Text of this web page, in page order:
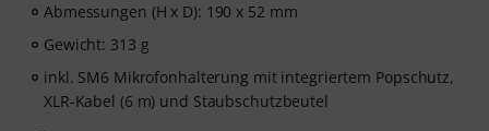
Abmessungen (H x D): 190 x 52 mm
Gewicht: 313 g
inkl. SM6 Mikrofonhalterung mit integriertem Popschutz,
XLR-Kabel (6 m) und Staubschutzbeutel